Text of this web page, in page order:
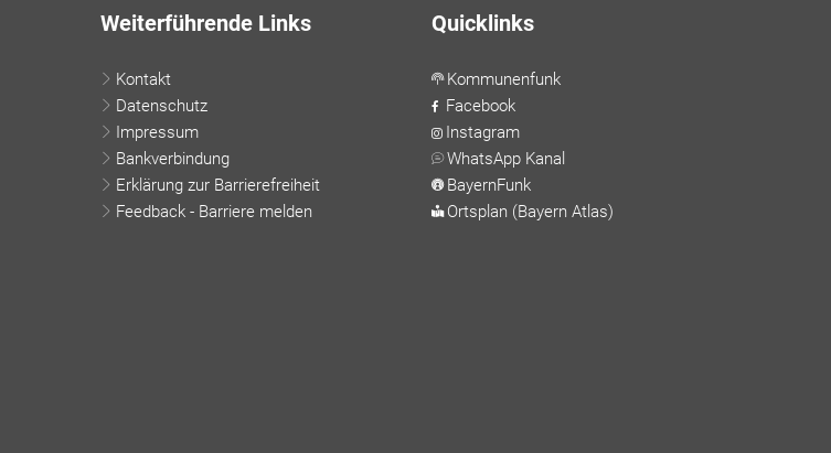
Weiterführende Links
Kontakt
Datenschutz
Impressum
Bankverbindung
Erklärung zur Barrierefreiheit
Feedback - Barriere melden
Quicklinks
Kommunenfunk
Facebook
Instagram
WhatsApp Kanal
BayernFunk
Ortsplan (Bayern Atlas)